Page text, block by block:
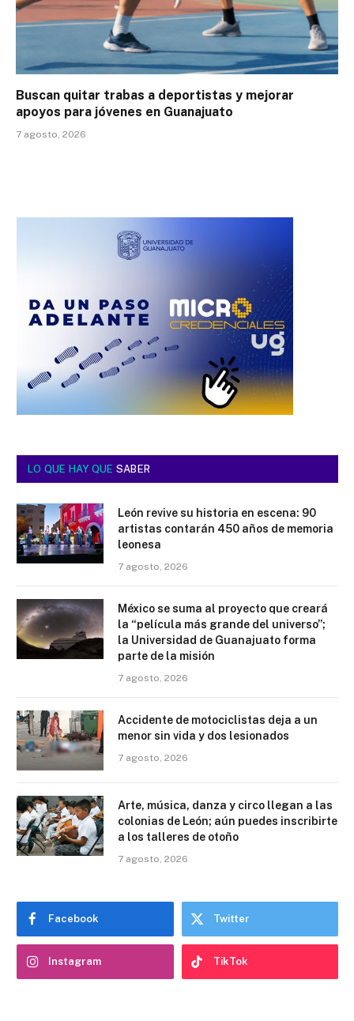
Buscan quitar trabas a deportistas y mejorar
apoyos para jóvenes en Guanajuato
7 agosto, 2026
LO QUE HAY QUE SABER
León revive su historia en escena: 90
artistas contarán 450 años de memoria
leonesa
7 agosto, 2026
México se suma al proyecto que creará
la “película más grande del universo”;
la Universidad de Guanajuato forma
parte de la misión
7 agosto, 2026
Accidente de motociclistas deja a un
menor sin vida y dos lesionados
7 agosto, 2026
Arte, música, danza y circo llegan a las
colonias de León; aún puedes inscribirte
a los talleres de otoño
7 agosto, 2026
Facebook Twitter
Instagram TikTok